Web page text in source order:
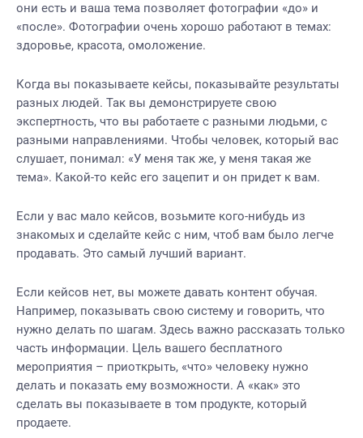
они есть и ваша тема позволяет фотографии «до» и
«после». Фотографии очень хорошо работают в темах:
здоровье, красота, омоложение.
Когда вы показываете кейсы, показывайте результаты
разных людей. Так вы демонстрируете свою
экспертность, что вы работаете с разными людьми, с
разными направлениями. Чтобы человек, который вас
слушает, понимал: «У меня так же, у меня такая же
тема». Какой-то кейс его зацепит и он придет к вам.
Если у вас мало кейсов, возьмите кого-нибудь из
знакомых и сделайте кейс с ним, чтоб вам было легче
продавать. Это самый лучший вариант.
Если кейсов нет, вы можете давать контент обучая.
Например, показывать свою систему и говорить, что
нужно делать по шагам. Здесь важно рассказать только
часть информации. Цель вашего бесплатного
мероприятия – приоткрыть, «что» человеку нужно
делать и показать ему возможности. А «как» это
сделать вы показываете в том продукте, который
продаете.